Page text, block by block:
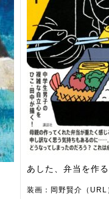
あした、弁当を作る
装画：岡野賢介（URL